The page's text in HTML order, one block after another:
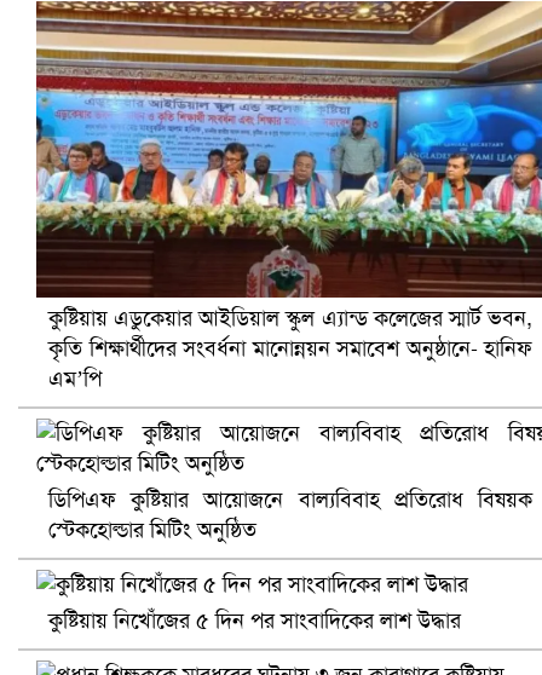
নানা সংকটে রিক্রুটিং এজেন্সি, হুমকির মুখে শ্রম রপ্তানি
খুলনায় বিএনপি অফিসে গুলি-বোমা হামলা, নিহত ১
কুষ্টিয়ায় এডুকেয়ার আইডিয়াল স্কুল এ্যান্ড কলেজের স্মার্ট ভবন,
কৃতি শিক্ষার্থীদের সংবর্ধনা মানোন্নয়ন সমাবেশ অনুষ্ঠানে- হানিফ
এম’পি
ডিপিএফ কুষ্টিয়ার আয়োজনে বাল্যবিবাহ প্রতিরোধ বিষয়ক
স্টেকহোল্ডার মিটিং অনুষ্ঠিত
কুষ্টিয়ায় নিখোঁজের ৫ দিন পর সাংবাদিকের লাশ উদ্ধার